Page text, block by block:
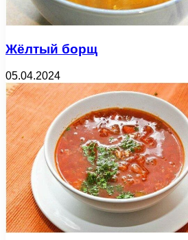
Жёлтый борщ
05.04.2024